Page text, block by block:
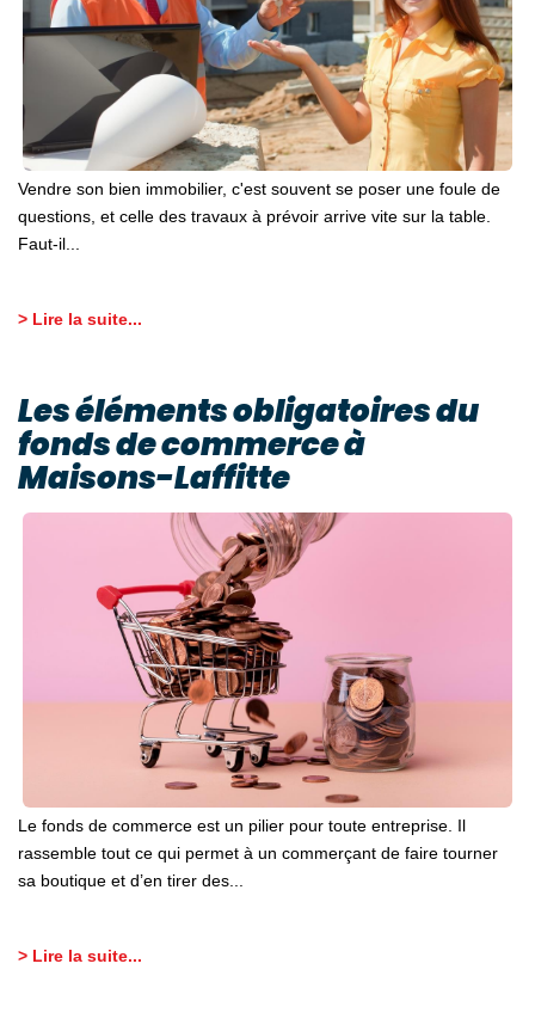
Vendre son bien immobilier, c'est souvent se poser une foule de
questions, et celle des travaux à prévoir arrive vite sur la table.
Faut-il...
> Lire la suite...
Les éléments obligatoires du
fonds de commerce à
Maisons-Laffitte
Le fonds de commerce est un pilier pour toute entreprise. Il
rassemble tout ce qui permet à un commerçant de faire tourner
sa boutique et d’en tirer des...
> Lire la suite...